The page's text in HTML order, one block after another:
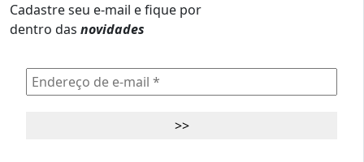
Cadastre seu e-mail e fique por
dentro das novidades